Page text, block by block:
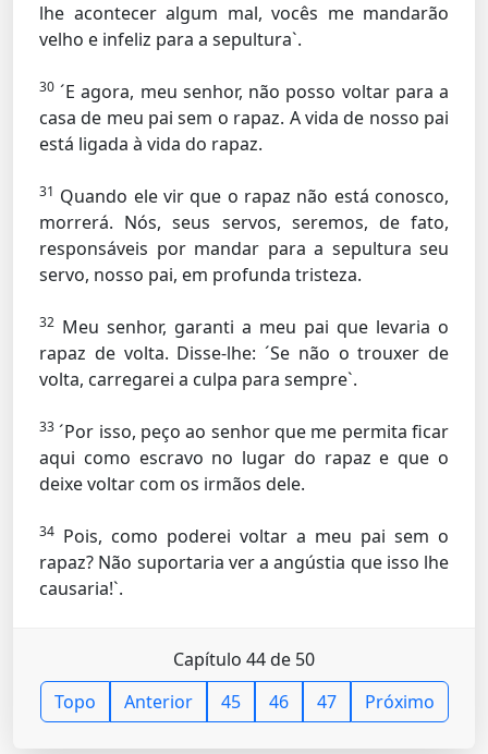
lhe acontecer algum mal, vocês me mandarão
velho e infeliz para a sepultura`.
30 ´E agora, meu senhor, não posso voltar para a
casa de meu pai sem o rapaz. A vida de nosso pai
está ligada à vida do rapaz.
31 Quando ele vir que o rapaz não está conosco,
morrerá. Nós, seus servos, seremos, de fato,
responsáveis por mandar para a sepultura seu
servo, nosso pai, em profunda tristeza.
32 Meu senhor, garanti a meu pai que levaria o
rapaz de volta. Disse-lhe: ´Se não o trouxer de
volta, carregarei a culpa para sempre`.
33 ´Por isso, peço ao senhor que me permita ficar
aqui como escravo no lugar do rapaz e que o
deixe voltar com os irmãos dele.
34 Pois, como poderei voltar a meu pai sem o
rapaz? Não suportaria ver a angústia que isso lhe
causaria!`.
Capítulo 44 de 50
Topo
Anterior 45 46 47 Próximo